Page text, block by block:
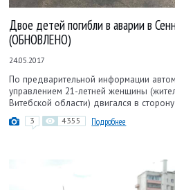
Двое детей погибли в аварии в
(ОБНОВЛЕНО)
24.05.2017
По предварительной информации
управлением 21-летней женщины
Витебской области) двигался в
3 4355 Подробнее